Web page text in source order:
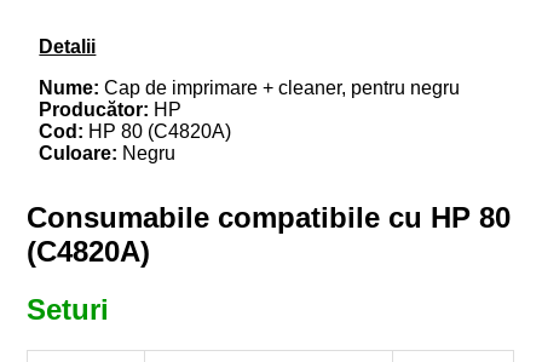
Detalii
Nume: Cap de imprimare + cleaner, pentru negru
Producător: HP
Cod: HP 80 (C4820A)
Culoare: Negru
Consumabile compatibile cu HP 80
(C4820A)
Seturi